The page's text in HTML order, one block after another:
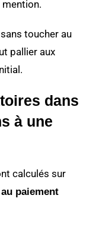
toucher au
pallier aux
dans
à une
calculés sur
paiement